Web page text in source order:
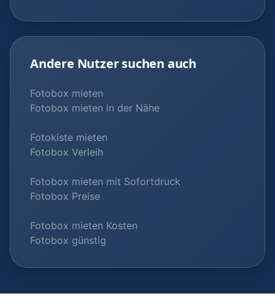
Andere Nutzer suchen auch
Fotobox mieten
Fotobox mieten in der Nähe
Fotokiste mieten
Fotobox Verleih
Fotobox mieten mit Sofortdruck
Fotobox Preise
Fotobox mieten Kosten
Fotobox günstig